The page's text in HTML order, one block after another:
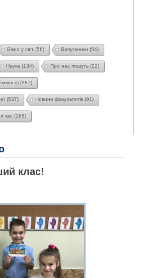
Вікно у світ (56) Випускники (54)
Наука (134) Про нас пишуть (22)
(287)
(537) Новини факультетів (91)
час (188)
клас!